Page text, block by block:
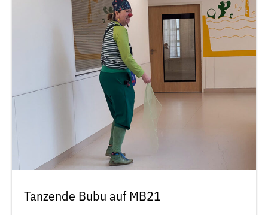
Tanzende Bubu auf MB21